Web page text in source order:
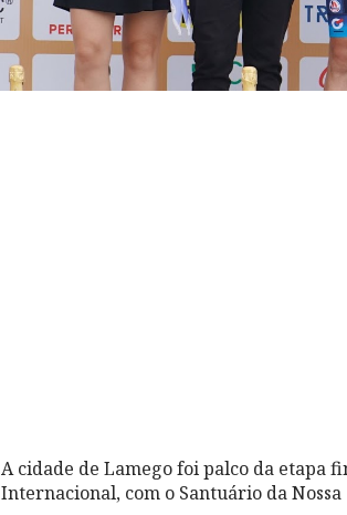
A cidade de Lamego foi palco da etapa
Internacional, com o Santuário da